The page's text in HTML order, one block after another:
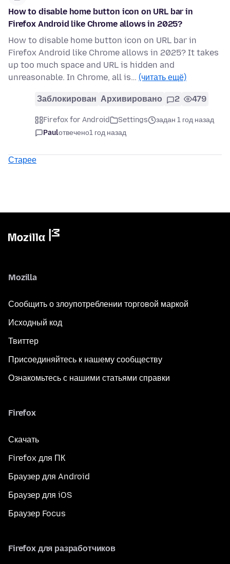
How to disable home button icon on URL bar in
Firefox Android like Chrome allows in 2025?
How to disable home button icon on URL bar in
Firefox Android like Chrome allows in 2025? It takes
up too much space and URL is hidden and
unreasonable. In Chrome, all is… (читать ещё)
Заблокирован Архивировано 2 479
Firefox for Android Settings
задан 1 год назад
Paulотвечено1 год назад
Старее
Mozilla
Сообщить о злоупотреблении торговой маркой
Исходный код
Твиттер
Присоединяйтесь к нашему сообществу
Ознакомьтесь с нашими статьями справки
Firefox
Скачать
Firefox для ПК
Браузер для Android
Браузер для iOS
Браузер Focus
Firefox для разработчиков